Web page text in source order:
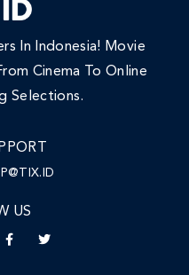
In Indonesia! Movie
Cinema To Online
Selections.
US